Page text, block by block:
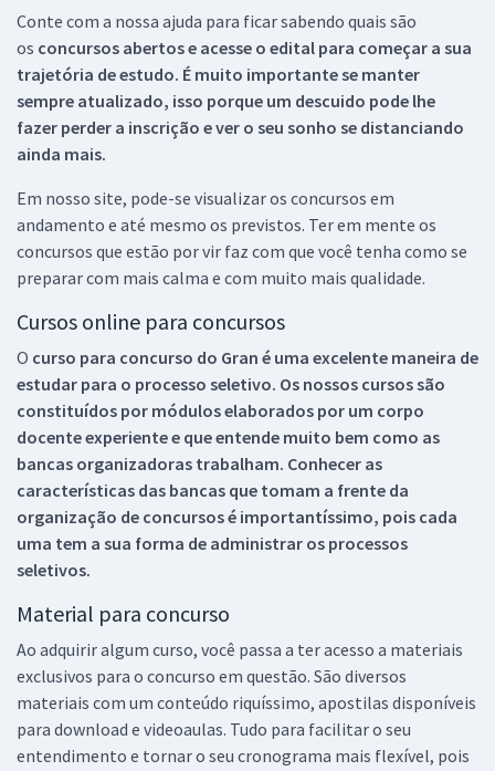
Conte com a nossa ajuda para ficar sabendo quais são
os concursos abertos e acesse o edital para começar a sua
trajetória de estudo. É muito importante se manter
sempre atualizado, isso porque um descuido pode lhe
fazer perder a inscrição e ver o seu sonho se distanciando
ainda mais.
Em nosso site, pode-se visualizar os concursos em
andamento e até mesmo os previstos. Ter em mente os
concursos que estão por vir faz com que você tenha como se
preparar com mais calma e com muito mais qualidade.
Cursos online para concursos
O curso para concurso do Gran é uma excelente maneira de
estudar para o processo seletivo. Os nossos cursos são
constituídos por módulos elaborados por um corpo
docente experiente e que entende muito bem como as
bancas organizadoras trabalham. Conhecer as
características das bancas que tomam a frente da
organização de concursos é importantíssimo, pois cada
uma tem a sua forma de administrar os processos
seletivos.
Material para concurso
Ao adquirir algum curso, você passa a ter acesso a materiais
exclusivos para o concurso em questão. São diversos
materiais com um conteúdo riquíssimo, apostilas disponíveis
para download e videoaulas. Tudo para facilitar o seu
entendimento e tornar o seu cronograma mais flexível, pois